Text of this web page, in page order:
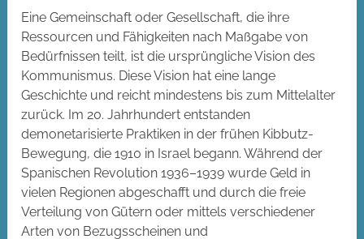
Eine Gemeinschaft oder Gesellschaft, die ihre
Ressourcen und Fähigkeiten nach Maßgabe von
Bedürfnissen teilt, ist die ursprüngliche Vision des
Kommunismus. Diese Vision hat eine lange
Geschichte und reicht mindestens bis zum Mittelalter
zurück. Im 20. Jahrhundert entstanden
demonetarisierte Praktiken in der frühen Kibbutz-
Bewegung, die 1910 in Israel begann. Während der
Spanischen Revolution 1936–1939 wurde Geld in
vielen Regionen abgeschafft und durch die freie
Verteilung von Gütern oder mittels verschiedener
Arten von Bezugsscheinen und